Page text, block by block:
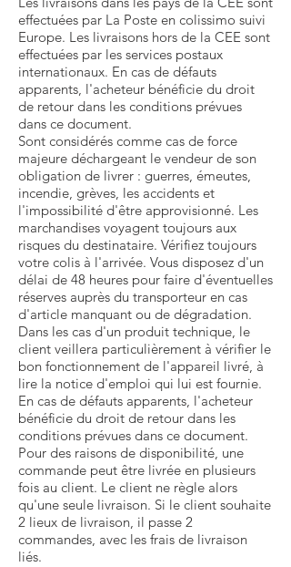
effectuées par La Poste en colissimo suivi
Europe. Les livraisons hors de la CEE sont
effectuées par les services postaux
internationaux. En cas de défauts
apparents, l'acheteur bénéficie du droit
de retour dans les conditions prévues
dans ce document.
Sont considérés comme cas de force
majeure déchargeant le vendeur de son
obligation de livrer : guerres, émeutes,
incendie, grèves, les accidents et
l'impossibilité d'être approvisionné. Les
marchandises voyagent toujours aux
risques du destinataire. Vérifiez toujours
votre colis à l'arrivée. Vous disposez d'un
délai de 48 heures pour faire d'éventuelles
réserves auprès du transporteur en cas
d'article manquant ou de dégradation.
Dans les cas d'un produit technique, le
client veillera particulièrement à vérifier le
bon fonctionnement de l'appareil livré, à
lire la notice d'emploi qui lui est fournie.
En cas de défauts apparents, l'acheteur
bénéficie du droit de retour dans les
conditions prévues dans ce document.
Pour des raisons de disponibilité, une
commande peut être livrée en plusieurs
fois au client. Le client ne règle alors
qu'une seule livraison. Si le client souhaite
2 lieux de livraison, il passe 2
commandes, avec les frais de livraison
liés.